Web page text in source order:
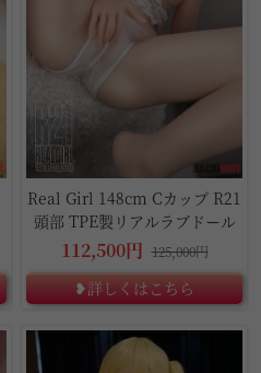
Real Girl 148cm Cカップ R21
頭部 TPE製リアルラブドール
112,500円 125,000円
❥詳しくはこちら